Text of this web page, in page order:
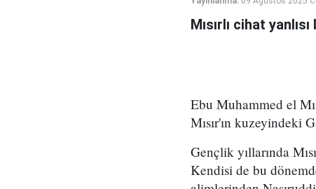
Mısırlı cihat
Ebu Muhammed el
Mısır'ın kuzeyindeki
Gençlik yıllarında
Kendisi de bu